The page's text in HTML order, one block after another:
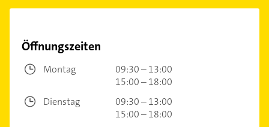
Öffnungszeiten
Montag
09:30 – 13:00
15:00 – 18:00
Dienstag
09:30 – 13:00
15:00 – 18:00